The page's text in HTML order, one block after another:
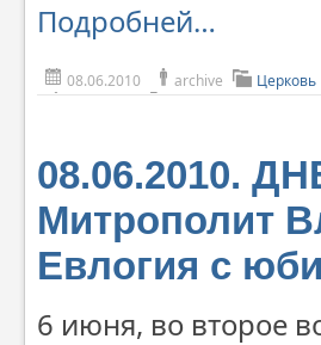
Подробней…
08.06.2010 archive
08.06.2010.
Митрополит
Евлогия с
6 июня, во второе